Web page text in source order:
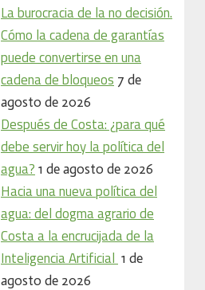
La burocracia de la no decisión.
Cómo la cadena de garantías
puede convertirse en una
cadena de bloqueos 7 de
agosto de 2026
Después de Costa: ¿para qué
debe servir hoy la política del
agua? 1 de agosto de 2026
Hacia una nueva política del
agua: del dogma agrario de
Costa a la encrucijada de la
Inteligencia Artificial 1 de
agosto de 2026